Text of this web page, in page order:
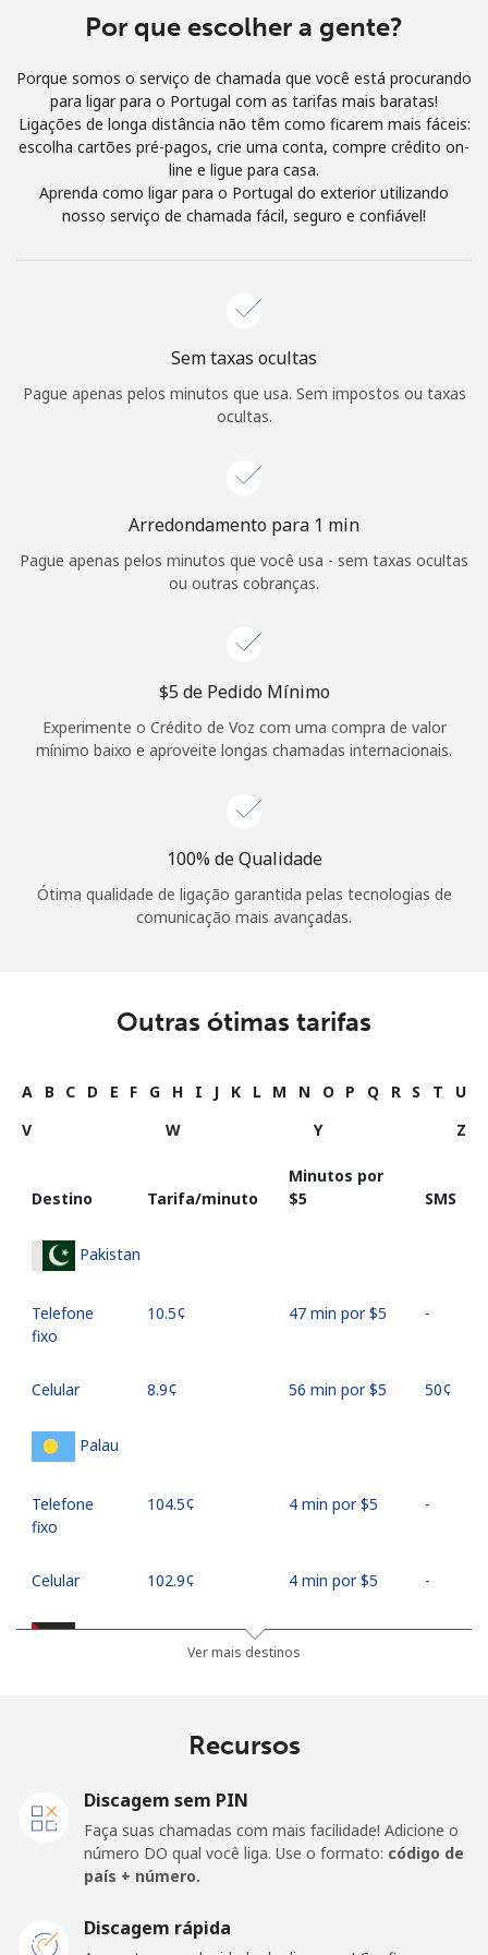
ou
Continuar com
Por que escolher a gente?
Porque somos o serviço de chamada que você está procurando
para ligar para o Portugal com as tarifas mais baratas!
Ligações de longa distância não têm como ficarem mais fáceis:
escolha cartões pré-pagos, crie uma conta, compre crédito on-
line e ligue para casa.
Aprenda como ligar para o Portugal do exterior utilizando
nosso serviço de chamada fácil, seguro e confiável!
Sem taxas ocultas
Pague apenas pelos minutos que usa. Sem impostos ou taxas
ocultas.
Arredondamento para 1 min
Pague apenas pelos minutos que você usa - sem taxas ocultas
ou outras cobranças.
⁦$5⁩ de Pedido Mínimo
Experimente o Crédito de Voz com uma compra de valor
mínimo baixo e aproveite longas chamadas internacionais.
100% de Qualidade
Ótima qualidade de ligação garantida pelas tecnologias de
comunicação mais avançadas.
Outras ótimas tarifas
A B C D E F G H I J K L M N O P Q R S T
U
V
W Y Z
Destino Tarifa/minuto
Minutos por
⁦$5⁩
SMS
Pakistan
Telefone
fixo
⁦10.5¢⁩ 47 min por ⁦$5⁩ -
Celular ⁦8.9¢⁩ 56 min por ⁦$5⁩ ⁦50¢⁩
Palau
Telefone
fixo
⁦104.5¢⁩ 4 min por ⁦$5⁩ -
Celular ⁦102.9¢⁩ 4 min por ⁦$5⁩ -
Palestine
Panama
Telefone
⁦7.9¢⁩
Ver mais destinos
Recursos
Discagem sem PIN
Faça suas chamadas com mais facilidade! Adicione o
número DO qual você liga. Use o formato: código de
país + número.
Discagem rápida